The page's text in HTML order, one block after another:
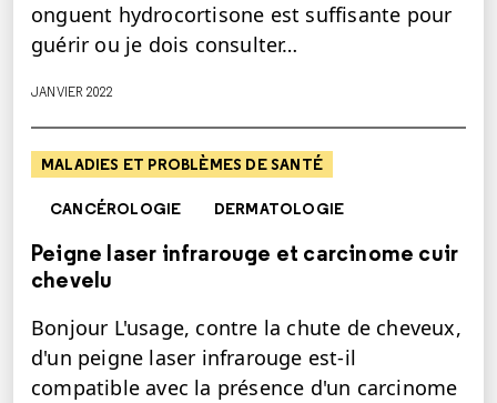
onguent hydrocortisone est suffisante pour
guérir ou je dois consulter…
JANVIER 2022
MALADIES ET PROBLÈMES DE SANTÉ
CANCÉROLOGIE DERMATOLOGIE
Peigne laser infrarouge et carcinome cuir
chevelu
Bonjour L'usage, contre la chute de cheveux,
d'un peigne laser infrarouge est-il
compatible avec la présence d'un carcinome